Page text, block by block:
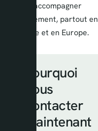
vous accompagner
rapidement, partout en
France et en Europe.
Pourquoi
nous
contacter
maintenant